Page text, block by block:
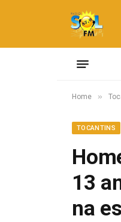
Home »
TOCANTINS
13
na